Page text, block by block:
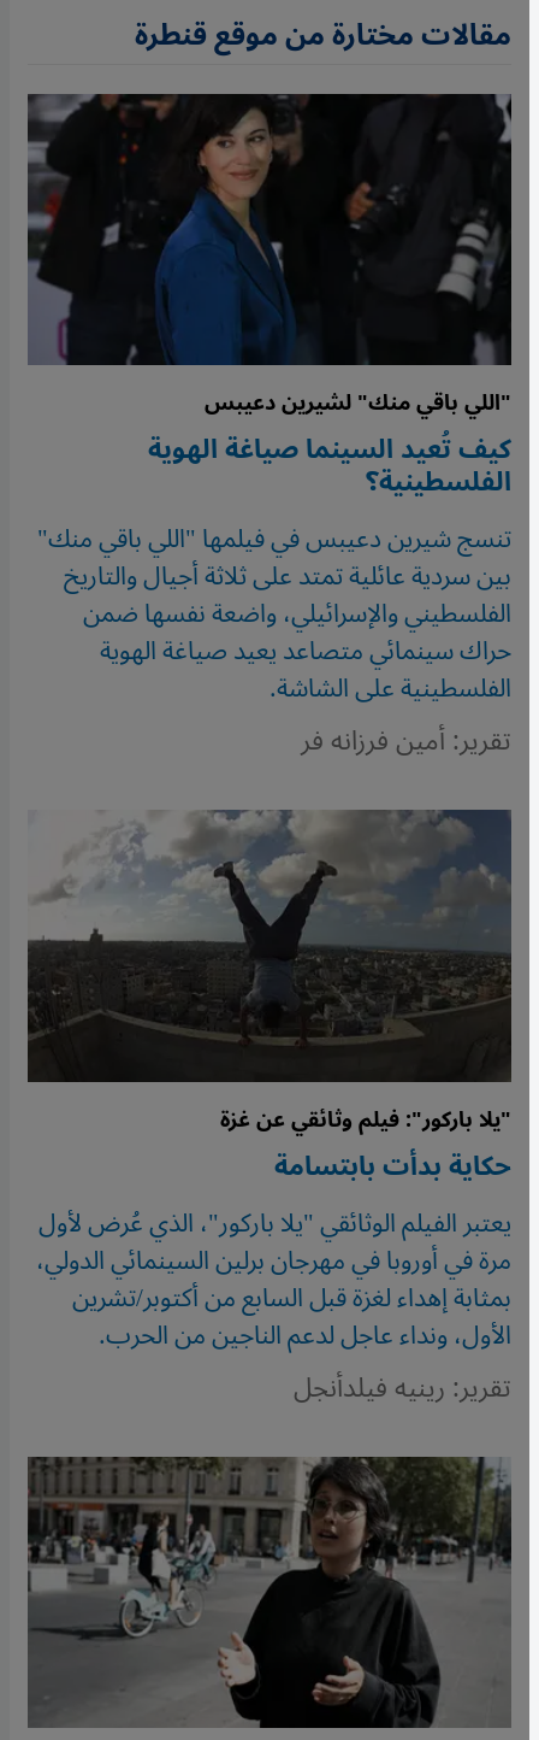
مقالات مختارة من موقع قنطرة
"اللي باقي منك" لشيرين دعيبس
كيف تُعيد السينما صياغة الهوية
الفلسطينية؟
تنسج شيرين دعيبس في فيلمها "اللي باقي منك"
بين سردية عائلية تمتد على ثلاثة أجيال والتاريخ
الفلسطيني والإسرائيلي، واضعة نفسها ضمن
حراك سينمائي متصاعد يعيد صياغة الهوية
الفلسطينية على الشاشة.
تقرير: أمين فرزانه فر
"يلا باركور": فيلم وثائقي عن غزة
حكاية بدأت بابتسامة
يعتبر الفيلم الوثائقي "يلا باركور"، الذي عُرض لأول
مرة في أوروبا في مهرجان برلين السينمائي الدولي،
بمثابة إهداء لغزة قبل السابع من أكتوبر/تشرين
الأول، ونداء عاجل لدعم الناجين من الحرب.
تقرير: رينيه فيلدأنجل